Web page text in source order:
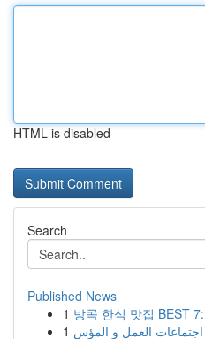
HTML is disabled
Search
Published News
1 방콕 한식 맛집 BEST
1